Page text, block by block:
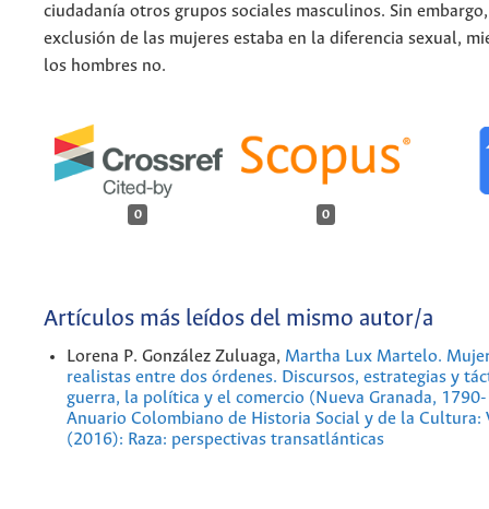
ciudadanía otros grupos sociales masculinos. Sin
exclusión de las mujeres estaba en la diferencia sexual,
los hombres no.
0 0
Artículos más leídos del mismo autor/a
Lorena P. González Zuluaga, Martha Lux Martelo.
realistas entre dos órdenes. Discursos, estrategias y
guerra, la política y el comercio (Nueva Granada,
Anuario Colombiano de Historia Social y de la Cultura:
(2016): Raza: perspectivas transatlánticas